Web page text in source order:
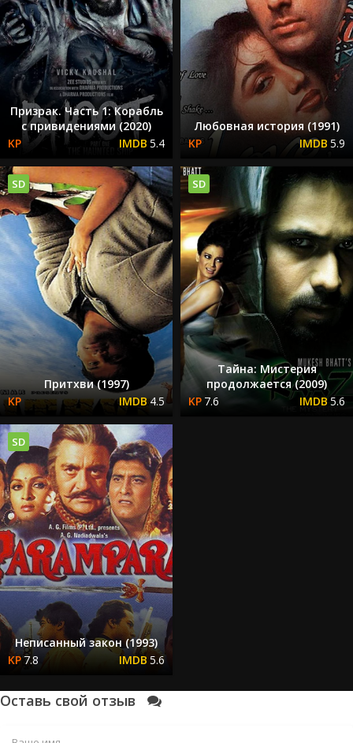
Призрак. Часть 1: Корабль
с привидениями (2020)
5.4
Любовная история (1991)
5.9
SD
Притхви (1997)
4.5
SD
Тайна: Мистерия
продолжается (2009)
7.6
5.6
SD
Неписанный закон (1993)
7.8
5.6
Оставь свой отзыв